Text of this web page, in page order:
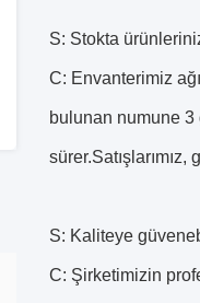
S: Stokta
C: Envanterimiz
bulunan numune
sürer.Satışlarımız,
S: Kaliteye
C: Şirketimizin